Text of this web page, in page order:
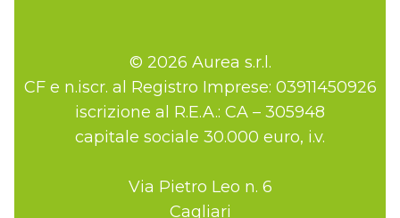
© 2026 Aurea s.r.l.
CF e n.iscr. al Registro Imprese: 03911450926
iscrizione al R.E.A.: CA – 305948
capitale sociale 30.000 euro, i.v.
Via Pietro Leo n. 6
Cagliari